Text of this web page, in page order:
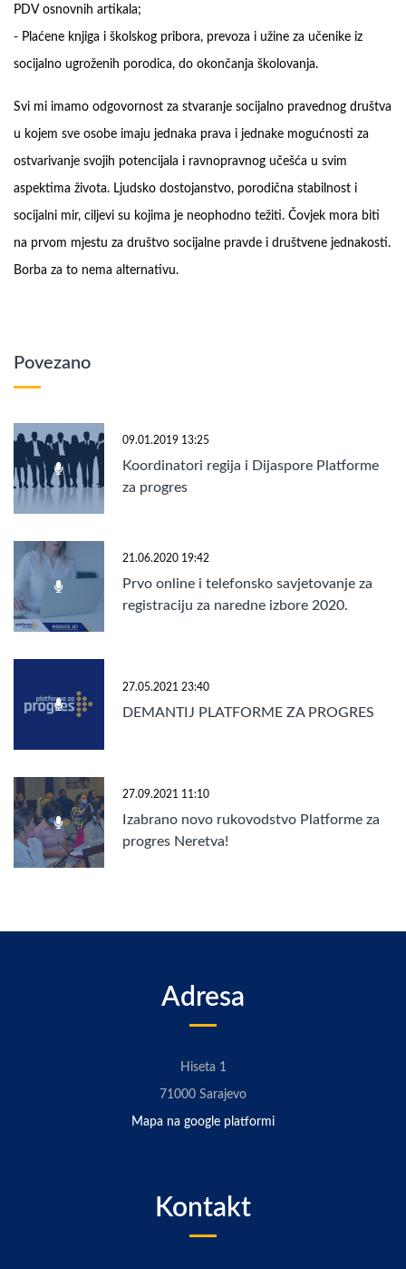
PDV osnovnih artikala;
- Plaćene knjiga i školskog pribora, prevoza i užine za učenike iz
socijalno ugroženih porodica, do okončanja školovanja.
Svi mi imamo odgovornost za stvaranje socijalno pravednog društva
u kojem sve osobe imaju jednaka prava i jednake mogućnosti za
ostvarivanje svojih potencijala i ravnopravnog učešća u svim
aspektima života. Ljudsko dostojanstvo, porodična stabilnost i
socijalni mir, ciljevi su kojima je neophodno težiti. Čovjek mora biti
na prvom mjestu za društvo socijalne pravde i društvene jednakosti.
Borba za to nema alternativu.
Povezano
09.01.2019 13:25
Koordinatori regija i Dijaspore Platforme
za progres
21.06.2020 19:42
Prvo online i telefonsko savjetovanje za
registraciju za naredne izbore 2020.
27.05.2021 23:40
DEMANTIJ PLATFORME ZA PROGRES
27.09.2021 11:10
Izabrano novo rukovodstvo Platforme za
progres Neretva!
Adresa
Hiseta 1
71000 Sarajevo
Mapa na google platformi
Kontakt